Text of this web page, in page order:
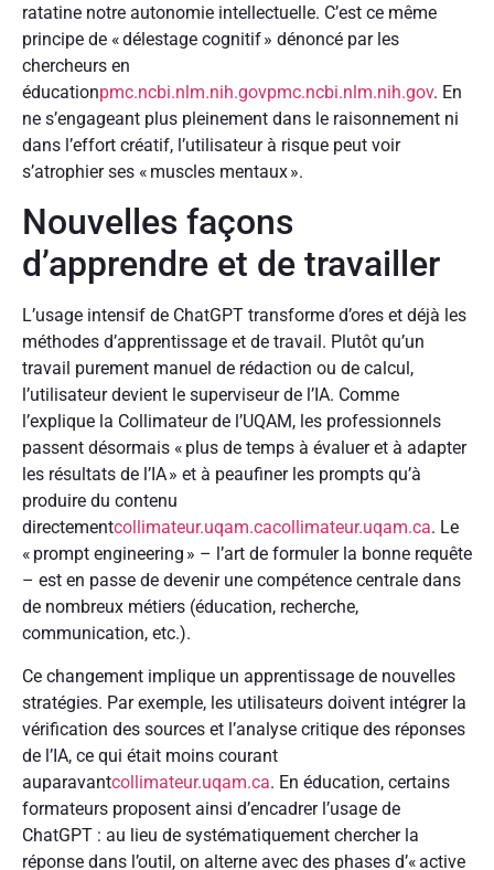
ratatine notre autonomie intellectuelle. C’est ce même
principe de « délestage cognitif » dénoncé par les
chercheurs en
éducationpmc.ncbi.nlm.nih.govpmc.ncbi.nlm.nih.gov. En
ne s’engageant plus pleinement dans le raisonnement ni
dans l’effort créatif, l’utilisateur à risque peut voir
s’atrophier ses « muscles mentaux ».
Nouvelles façons
d’apprendre et de travailler
L’usage intensif de ChatGPT transforme d’ores et déjà les
méthodes d’apprentissage et de travail. Plutôt qu’un
travail purement manuel de rédaction ou de calcul,
l’utilisateur devient le superviseur de l’IA. Comme
l’explique la Collimateur de l’UQAM, les professionnels
passent désormais « plus de temps à évaluer et à adapter
les résultats de l’IA » et à peaufiner les prompts qu’à
produire du contenu
directementcollimateur.uqam.cacollimateur.uqam.ca. Le
« prompt engineering » – l’art de formuler la bonne requête
– est en passe de devenir une compétence centrale dans
de nombreux métiers (éducation, recherche,
communication, etc.).
Ce changement implique un apprentissage de nouvelles
stratégies. Par exemple, les utilisateurs doivent intégrer la
vérification des sources et l’analyse critique des réponses
de l’IA, ce qui était moins courant
auparavantcollimateur.uqam.ca. En éducation, certains
formateurs proposent ainsi d’encadrer l’usage de
ChatGPT : au lieu de systématiquement chercher la
réponse dans l’outil, on alterne avec des phases d’« active